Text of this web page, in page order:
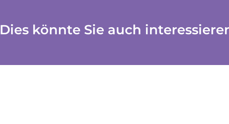
Dies könnte Sie auch